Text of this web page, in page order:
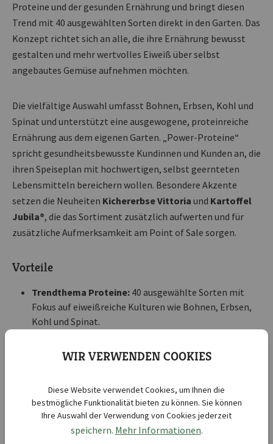
Proteine und der gesunden Ernährung und bringt diesen
Trend mit 40 ausgewählten Sorten direkt in den Garten. Das
Konzept richtet sich an alle, die ihre Ernährung bewusst
gestalten und mehr wertvolles Eiweiß über selbst
angebautes Gemüse aufnehmen möchten.
Die vielfältige Auswahl umfasst Bohnen, Erbsen, Kohl und
Spinat und unterstützt eine ausgewogene, proteinreiche
Ernährung aus dem eigenen Garten. „Power-Proteine“
spricht gesundheitsbewusste Kundinnen und Kunden an, die
ihren Speiseplan mit hochwertigen, selbst geernteten
Lebensmitteln bereichern wollen. Besondere Akzente
setzen die Neuheiten Kichererbse Vittoria und Kartoffel
Jubila®, die das Sortiment zusätzlich aufwerten und für
zusätzliche Aufmerksamkeit am Point of Sale sorgen.
Vorteile
Trendthema Proteine: 40 ausgewählte Sorten mit
Fokus auf eiweißreiche Kulturen wie Bohnen, Erbsen,
Kohl und Spinat.
eine ausgewogene, proteinhaltige Ernährung mit
und Kartoffel Jubila® als besondere Sorten für
zusätzliche Kaufimpulse.
WIR VERWENDEN COOKIES
Diese Website verwendet Cookies, um Ihnen die
bestmögliche Funktionalität bieten zu können. Sie können
Ihre Auswahl der Verwendung von Cookies jederzeit
speichern. Mehr Informationen.